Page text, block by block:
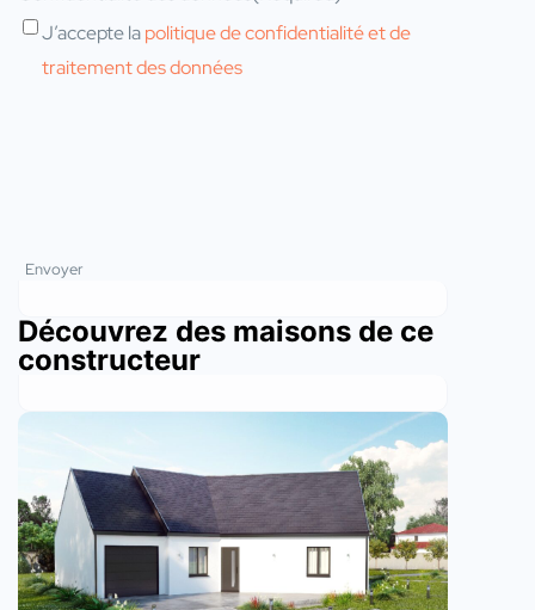
J’accepte lapolitique de confidentialité et de
traitement des données
Envoyer
Découvrez des maisons de ce
constructeur